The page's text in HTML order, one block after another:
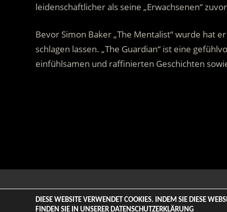
leidenschaftlicher als seine „Erwachsenen“
Bevor Simon Baker „The Mentalist“ wurde hat
schlagen lassen. „The Guardian“ ist eine
einfühlsamen und raffinierten Geschichten
© 2026 ENTERTAINMENT BASE – Life & Style Magazine.
DIESE WEBSITE VERWENDET COOKIES. INDEM SIE DIESE
FINDEN SIE IN UNSERER DATENSCHUTZERKLÄRUNG